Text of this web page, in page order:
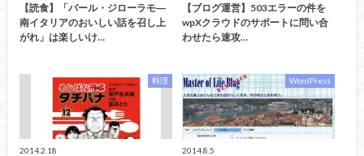
【読食】「バール・ジローラモ―
南イタリアのおいしい話を召し上
がれ」は楽しいけ…
【ブログ運営】503エラーの件を
wpXクラウドのサポートに問い合
わせたら速攻…
料理
2014.2.18
WordPress
2014.8.5